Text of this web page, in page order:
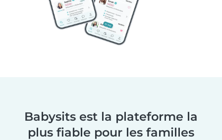
Babysits est la plateforme la
plus fiable pour les familles